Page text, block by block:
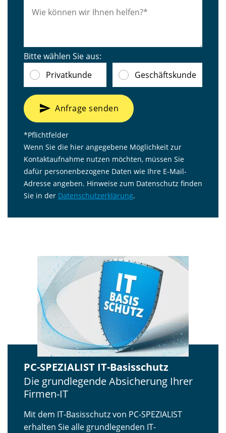
Bitte wählen Sie aus:
Privatkunde
Geschäftskunde
send Anfrage senden
*Pflichtfelder
Wenn Sie die hier angegebene Möglichkeit zur
Kontaktaufnahme nutzen möchten, müssen Sie
dafür personenbezogene Daten wie Ihre E-Mail-
Adresse angeben. Hinweise zum Datenschutz finden
Sie in der Datenschutzerklärung.
PC-SPEZIALIST IT-Basisschutz
Die grundlegende Absicherung Ihrer
Firmen-IT
Mit dem IT-Basisschutz von PC-SPEZIALIST
erhalten Sie alle grundlegenden IT-